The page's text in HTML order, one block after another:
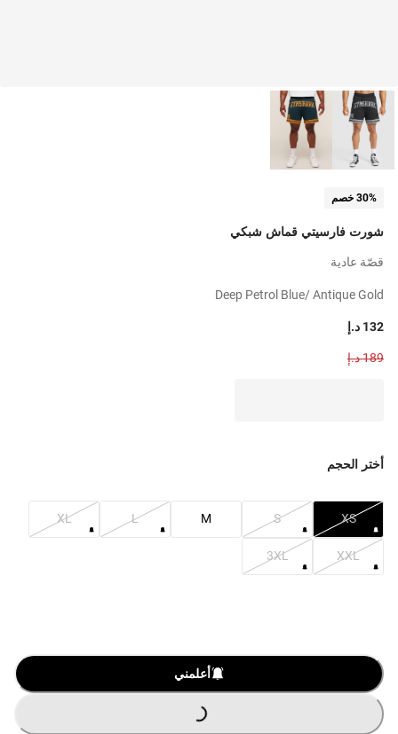
30% خصم
شورت فارسيتي قماش شبكي
قصّة عادية
Deep Petrol Blue/ Antique Gold
132 د.إ
189 د.إ
أختر الحجم
XS
S
M
L
XL
XXL
3XL
أعلمني